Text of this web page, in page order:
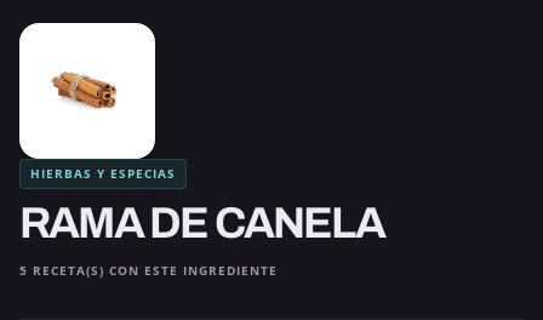
HIERBAS Y ESPECIAS
RAMA DE CANELA
5 RECETA(S) CON ESTE INGREDIENTE